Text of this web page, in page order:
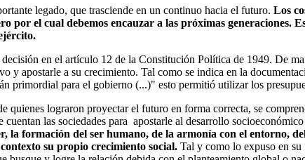
legado, que trasciende en un continuo hacia el futuro. Los
por el cual debemos encauzar a las próximas generaciones.
en el artículo 12 de la Constitución Política de 1949. De
y apostarle a su crecimiento. Tal como se indica en la
primordial para el gobierno (...)" esto permitió utilizar los
quienes lograron proyectar el futuro en forma correcta, se
las sociedades para apostarle al desarrollo
la formación del ser humano, de la armonía con el entorno,
su propio crecimiento social. Tal y como lo expuso en